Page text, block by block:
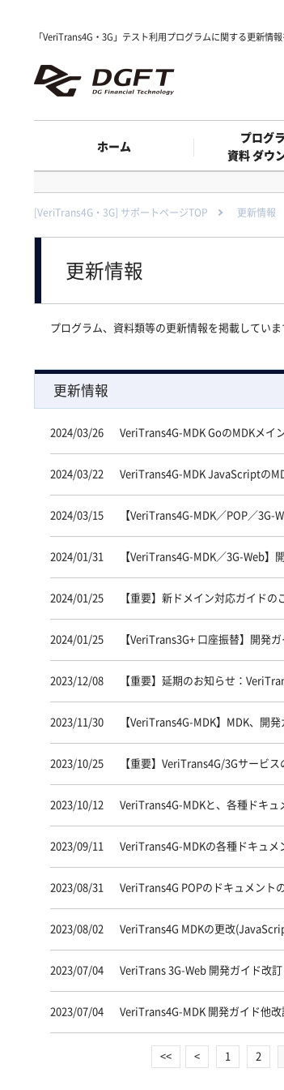
「VeriTrans4G・3G」テスト利用プログラムに関する更新情
ホーム
プログ
資料 ダウ
[VeriTrans4G・3G] サポートページTOP 更新情報
更新情報
プログラム、資料類等の更新情報を掲載していま
更新情報
2024/03/26 VeriTrans4G-MDK GoのMDKメイ
2024/03/22 VeriTrans4G-MDK JavaScriptの
2024/03/15 【VeriTrans4G-MDK／POP／3G-
2024/01/31 【VeriTrans4G-MDK／3G-Web】
2024/01/25 【重要】新ドメイン対応ガイド
2024/01/25 【VeriTrans3G+ 口座振替】開発
2023/12/08 【重要】延期のお知らせ：
2023/11/30 【VeriTrans4G-MDK】MDK、開
2023/10/25 【重要】VeriTrans4G/3Gサービ
2023/10/12 VeriTrans4G-MDKと、各種ドキュ
2023/09/11 VeriTrans4G-MDKの各種ドキュメ
2023/08/31 VeriTrans4G POPのドキュメント
2023/08/02 VeriTrans4G MDKの更改
2023/07/04 VeriTrans 3G-Web 開発ガイド改訂
2023/07/04 VeriTrans4G-MDK 開発ガイド他改
<< < 1 2